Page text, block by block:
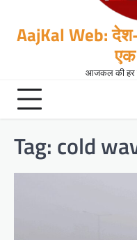
AajKal Web:
आजकल की हर
Tag: cold